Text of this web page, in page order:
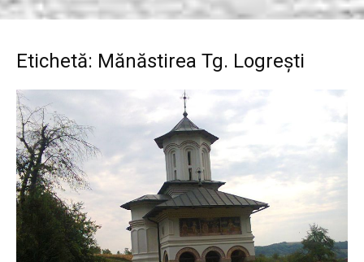
Etichetă: Mănăstirea Tg. Logreşti